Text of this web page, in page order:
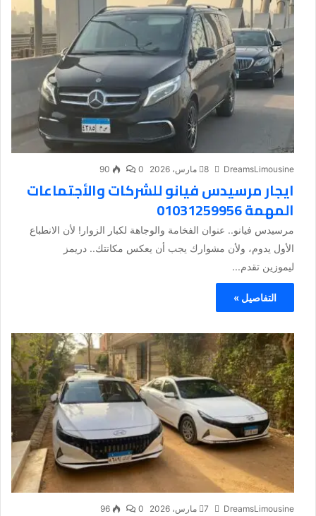
DreamsLimousine 8 مارس، 2026 0
90
ايجار مرسيدس فيانو للشركات والأجتماعات
المهمة 01031259956
مرسيدس فيانو.. عنوان الفخامة والوجاهة لكبار الزوار! لأن الانطباع
الأول يدوم، ولأن مشوارك يجب أن يعكس مكانتك.. دريمز
ليموزين تقدم...
التفاصيل »
DreamsLimousine 7 مارس، 2026 0
96